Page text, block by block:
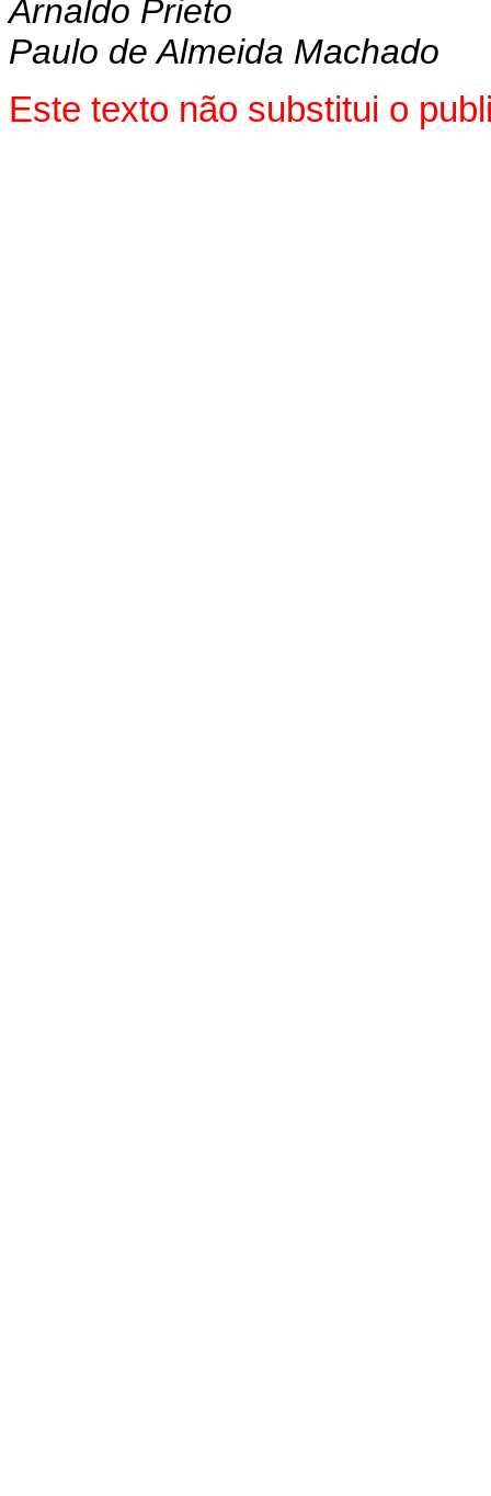
Arnaldo Prieto
Paulo de Almeida Machado
Este texto não substitui o